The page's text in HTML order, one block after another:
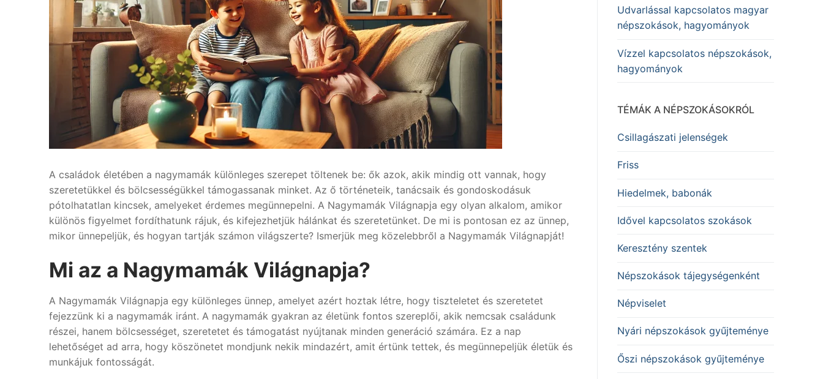
A családok életében a nagymamák különleges szerepet töltenek be: ők azok, akik mindig ott vannak, hogy
szeretetükkel és bölcsességükkel támogassanak minket. Az ő történeteik, tanácsaik és gondoskodásuk
pótolhatatlan kincsek, amelyeket érdemes megünnepelni. A Nagymamák Világnapja egy olyan alkalom, amikor
különös figyelmet fordíthatunk rájuk, és kifejezhetjük hálánkat és szeretetünket. De mi is pontosan ez az ünnep,
mikor ünnepeljük, és hogyan tartják számon világszerte? Ismerjük meg közelebbről a Nagymamák Világnapját!
Mi az a Nagymamák Világnapja?
A Nagymamák Világnapja egy különleges ünnep, amelyet azért hoztak létre, hogy tiszteletet és szeretetet
fejezzünk ki a nagymamák iránt. A nagymamák gyakran az életünk fontos szereplői, akik nemcsak családunk
részei, hanem bölcsességet, szeretetet és támogatást nyújtanak minden generáció számára. Ez a nap
lehetőséget ad arra, hogy köszönetet mondjunk nekik mindazért, amit értünk tettek, és megünnepeljük életük és
munkájuk fontosságát.
Udvarlással kapcsolatos magyar
népszokások, hagyományok
Vízzel kapcsolatos népszokások,
hagyományok
TÉMÁK A NÉPSZOKÁSOKRÓL
Csillagászati jelenségek
Friss
Hiedelmek, babonák
Idővel kapcsolatos szokások
Keresztény szentek
Népszokások tájegységenként
Népviselet
Nyári népszokások gyűjteménye
Őszi népszokások gyűjteménye